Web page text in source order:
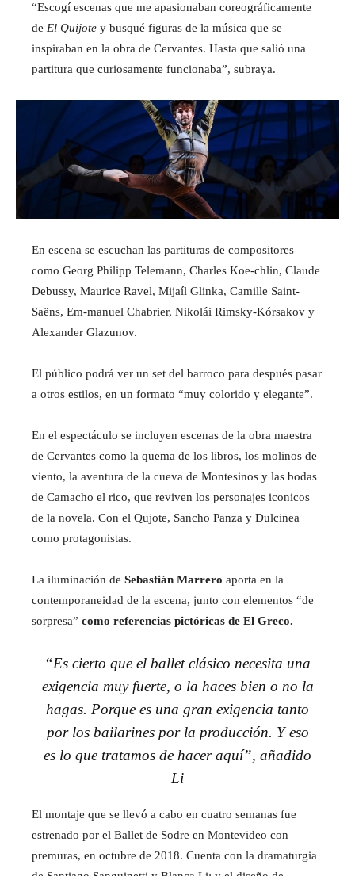
“Escogí escenas que me apasionaban coreográficamente
de El Quijote y busqué figuras de la música que se
inspiraban en la obra de Cervantes. Hasta que salió una
partitura que curiosamente funcionaba”, subraya.
En escena se escuchan las partituras de compositores
como Georg Philipp Telemann, Charles Koe-chlin, Claude
Debussy, Maurice Ravel, Mijaíl Glinka, Camille Saint-
Saëns, Em-manuel Chabrier, Nikolái Rimsky-Kórsakov y
Alexander Glazunov.
El público podrá ver un set del barroco para después pasar
a otros estilos, en un formato “muy colorido y elegante”.
En el espectáculo se incluyen escenas de la obra maestra
de Cervantes como la quema de los libros, los molinos de
viento, la aventura de la cueva de Montesinos y las bodas
de Camacho el rico, que reviven los personajes iconicos
de la novela. Con el Qujote, Sancho Panza y Dulcinea
como protagonistas.
La iluminación de Sebastián Marrero aporta en la
contemporaneidad de la escena, junto con elementos “de
sorpresa” como referencias pictóricas de El Greco.
“Es cierto que el ballet clásico necesita una
exigencia muy fuerte, o la haces bien o no la
hagas. Porque es una gran exigencia tanto
por los bailarines por la producción. Y eso
es lo que tratamos de hacer aquí”, añadido
Li
El montaje que se llevó a cabo en cuatro semanas fue
estrenado por el Ballet de Sodre en Montevideo con
premuras, en octubre de 2018. Cuenta con la dramaturgia